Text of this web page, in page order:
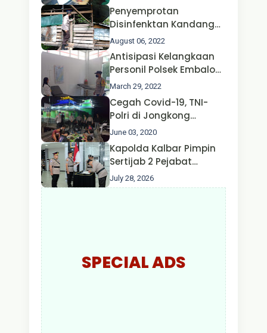
Penyemprotan
Disinfenktan Kandang
Ternak Kambing warga
Oleh Satgas Ops Aman
Nusa II Polda Kalbar*
August 06, 2022
Antisipasi Kelangkaan
Personil Polsek Embaloh
Hulu Gencar Lakukan
Pengecekan Oksigen
March 29, 2022
Cegah Covid-19, TNI-
Polri di Jongkong
Himbau Masyarakat
Jangan Kumpul Hinga
Larut Malam.
June 03, 2020
Kapolda Kalbar Pimpin
Sertijab 2 Pejabat
Utama dan 7 Kapolres,
AKBP Wisnu Perdana
July 28, 2026
SPECIAL ADS